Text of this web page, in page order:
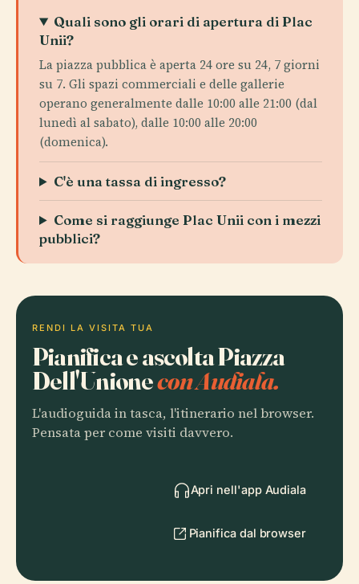
Quali sono gli orari di apertura di Plac
Unii?
La piazza pubblica è aperta 24 ore su 24, 7 giorni
su 7. Gli spazi commerciali e delle gallerie
operano generalmente dalle 10:00 alle 21:00 (dal
lunedì al sabato), dalle 10:00 alle 20:00
(domenica).
C'è una tassa di ingresso?
Come si raggiunge Plac Unii con i mezzi
pubblici?
RENDI LA VISITA TUA
Pianifica e ascolta Piazza
Dell'Unionecon Audiala.
L'audioguida in tasca, l'itinerario nel browser.
Pensata per come visiti davvero.
Apri nell'app Audiala
Pianifica dal browser